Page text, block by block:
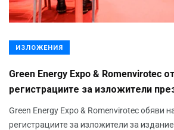
ИЗЛОЖЕНИЯ
Green Energy Expo & Romenvirotec
регистрациите за изложители
Green Energy Expo & Romenvirotec обяви
регистрациите за изложители за